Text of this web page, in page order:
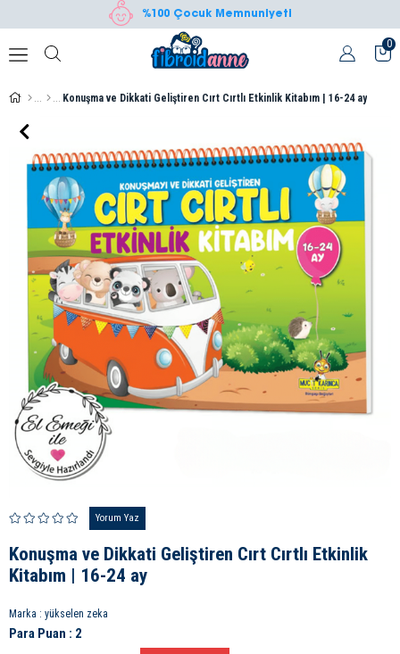
%100 Çocuk Memnuniyeti
0
Konuşma ve Dikkati Geliştiren Cırt Cırtlı Etkinlik Kitabım | 16-24 ay
Yorum Yaz
Konuşma ve Dikkati Geliştiren Cırt Cırtlı Etkinlik
Kitabım | 16-24 ay
Marka : yükselen zeka
Para Puan : 2